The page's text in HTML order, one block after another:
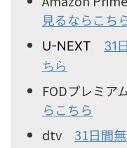
見るならこち
U-NEXT 31
ちら
FODプレミア
らこちら
dtv 31日間